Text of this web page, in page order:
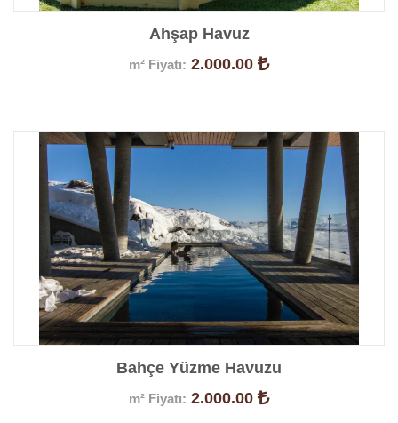
Ahşap Havuz
m² Fiyatı: 2.000.00
Bahçe Yüzme Havuzu
m² Fiyatı: 2.000.00